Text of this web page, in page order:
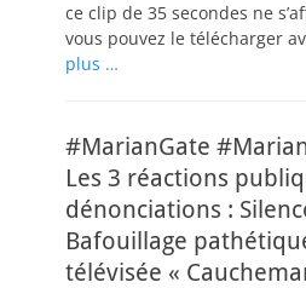
ce clip de 35 secondes ne
vous pouvez le télécharger
plus …
#MarianGate
Les 3 réactions
dénonciations :
Bafouillage
télévisée «